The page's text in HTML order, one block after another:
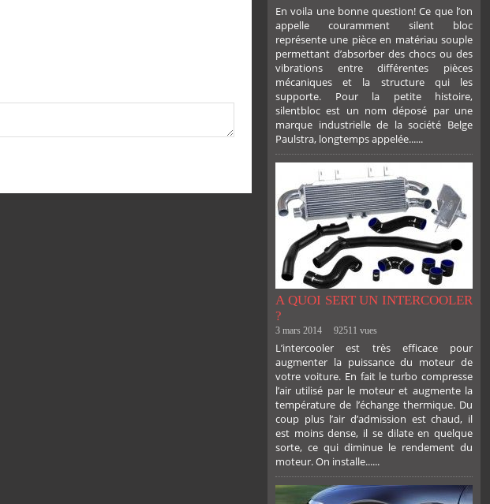
En voila une bonne question! Ce que l’on
appelle couramment silent bloc
représente une pièce en matériau souple
permettant d’absorber des chocs ou des
vibrations entre différentes pièces
mécaniques et la structure qui les
supporte. Pour la petite histoire,
silentbloc est un nom déposé par une
marque industrielle de la société Belge
Paulstra, longtemps appelée......
A QUOI SERT UN INTERCOOLER
?
3 mars 2014 92511 vues
L’intercooler est très efficace pour
augmenter la puissance du moteur de
votre voiture. En fait le turbo compresse
l’air utilisé par le moteur et augmente la
température de l’échange thermique. Du
coup plus l’air d’admission est chaud, il
est moins dense, il se dilate en quelque
sorte, ce qui diminue le rendement du
moteur. On installe......